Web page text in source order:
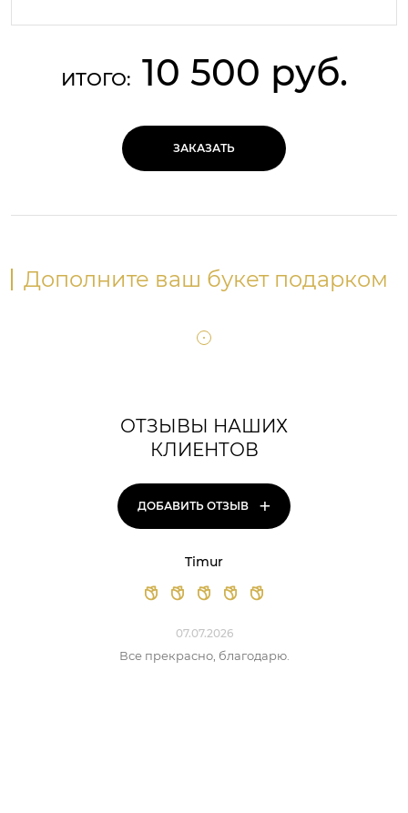
ИТОГО: 10 500 руб.
ЗАКАЗАТЬ
Дополните ваш букет подарком
ОТЗЫВЫ НАШИХ
КЛИЕНТОВ
ДОБАВИТЬ ОТЗЫВ +
Timur
07.07.2026
Все прекрасно, благодарю.